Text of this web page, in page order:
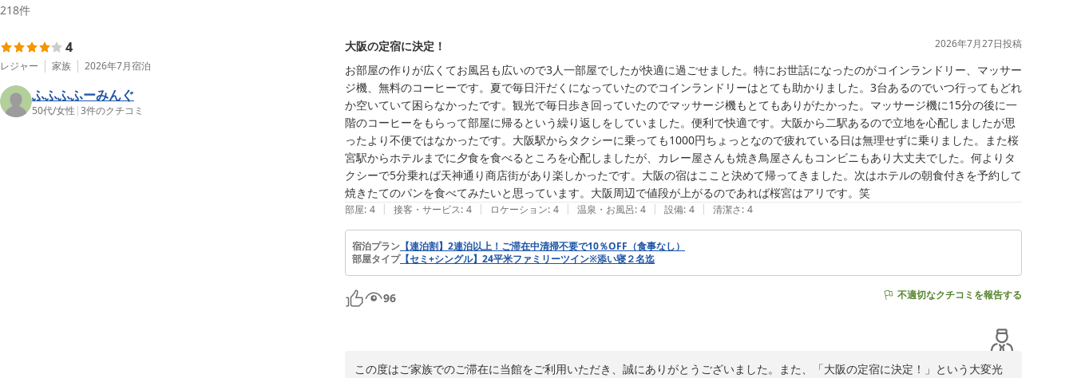
218件
4
レジャー 家族 2026年7月宿泊
ふふふふーみんぐ
50代/女性 |3件のクチコミ
大阪の定宿に決定！ 2026年7月27日投稿
お部屋の作りが広くてお風呂も広いので3人一部屋でしたが快適に過ごせました。特にお世話になったのがコインランドリー、マッサー
ジ機、無料のコーヒーです。夏で毎日汗だくになっていたのでコインランドリーはとても助かりました。3台あるのでいつ行ってもどれ
か空いていて困らなかったです。観光で毎日歩き回っていたのでマッサージ機もとてもありがたかった。マッサージ機に15分の後に一
階のコーヒーをもらって部屋に帰るという繰り返しをしていました。便利で快適です。大阪から二駅あるので立地を心配しましたが思
ったより不便ではなかったです。大阪駅からタクシーに乗っても1000円ちょっとなので疲れている日は無理せずに乗りました。また桜
宮駅からホテルまでに夕食を食べるところを心配しましたが、カレー屋さんも焼き鳥屋さんもコンビニもあり大丈夫でした。何よりタ
クシーで5分乗れば天神通り商店街があり楽しかったです。大阪の宿はここと決めて帰ってきました。次はホテルの朝食付きを予約して
焼きたてのパンを食べてみたいと思っています。大阪周辺で値段が上がるのであれば桜宮はアリです。笑
部屋: 4 | 接客・サービス: 4 | ロケーション: 4 | 温泉・お風呂: 4 | 設備: 4 | 清潔さ: 4
宿泊プラン 【連泊割】2連泊以上！ご滞在中清掃不要で10％OFF（食事なし）
部屋タイプ【セミ+シングル】24平米ファミリーツイン※添い寝２名迄
96 不適切なクチコミを報告する
この度はご家族でのご滞在に当館をご利用いただき、誠にありがとうございました。また、「大阪の定宿に決定！」という大変光